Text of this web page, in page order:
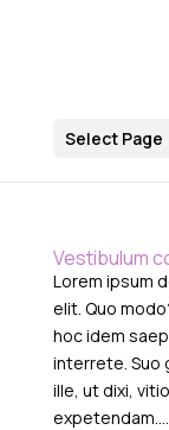
Select Page
Vestibulum
Lorem ipsum
elit. Quo
hoc idem
interrete. Suo
ille, ut dixi,
expetendam....